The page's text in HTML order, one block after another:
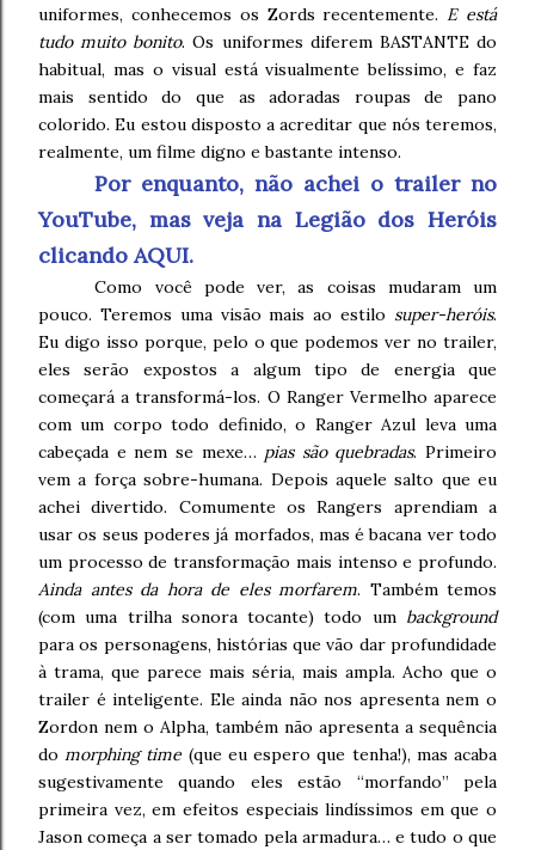
uniformes, conhecemos os Zords recentemente. E está
tudo muito bonito. Os uniformes diferem BASTANTE do
habitual, mas o visual está visualmente belíssimo, e faz
mais sentido do que as adoradas roupas de pano
colorido. Eu estou disposto a acreditar que nós teremos,
realmente, um filme digno e bastante intenso.
Por enquanto, não achei o trailer no
YouTube, mas veja na Legião dos Heróis
clicando AQUI.
Como você pode ver, as coisas mudaram um
pouco. Teremos uma visão mais ao estilo super-heróis.
Eu digo isso porque, pelo o que podemos ver no trailer,
eles serão expostos a algum tipo de energia que
começará a transformá-los. O Ranger Vermelho aparece
com um corpo todo definido, o Ranger Azul leva uma
cabeçada e nem se mexe… pias são quebradas. Primeiro
vem a força sobre-humana. Depois aquele salto que eu
achei divertido. Comumente os Rangers aprendiam a
usar os seus poderes já morfados, mas é bacana ver todo
um processo de transformação mais intenso e profundo.
Ainda antes da hora de eles morfarem. Também temos
(com uma trilha sonora tocante) todo um background
para os personagens, histórias que vão dar profundidade
à trama, que parece mais séria, mais ampla. Acho que o
trailer é inteligente. Ele ainda não nos apresenta nem o
Zordon nem o Alpha, também não apresenta a sequência
domorphing time (que eu espero que tenha!), mas acaba
sugestivamente quando eles estão “morfando” pela
primeira vez, em efeitos especiais lindíssimos em que o
Jason começa a ser tomado pela armadura… e tudo o que